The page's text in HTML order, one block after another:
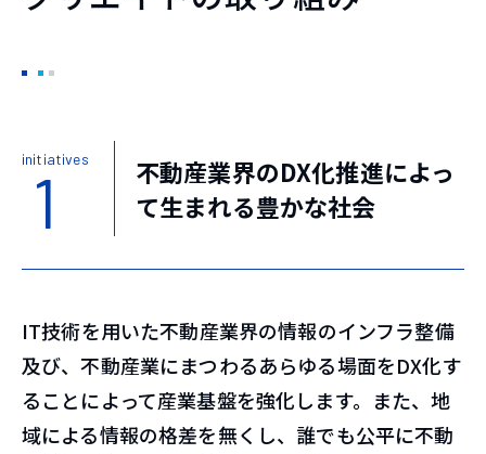
initiatives
1
不動産業界のDX化推進によっ
て生まれる豊かな社会
IT技術を用いた不動産業界の情報のインフラ整備
及び、不動産業にまつわるあらゆる場面をDX化す
ることによって産業基盤を強化します。また、地
域による情報の格差を無くし、誰でも公平に不動